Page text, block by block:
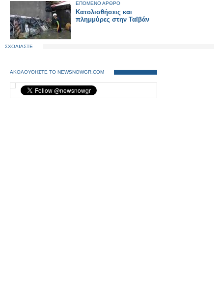
ΕΠΟΜΕΝΟ ΑΡΘΡΟ
Κατολισθήσεις και
πλημμύρες στην Ταϊβάν
ΣΧΟΛΙΑΣΤΕ
ΑΚΟΛΟΥΘΗΣΤΕ ΤΟ NEWSNOWGR.COM